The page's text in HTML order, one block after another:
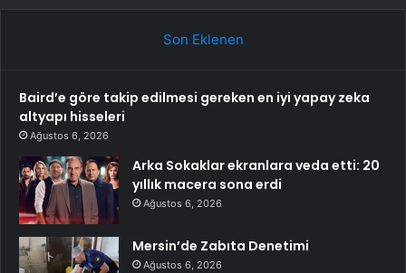
Son Eklenen
Baird’e göre takip edilmesi gereken en iyi yapay zeka
altyapı hisseleri
Ağustos 6, 2026
Arka Sokaklar ekranlara veda etti: 20
yıllık macera sona erdi
Ağustos 6, 2026
Mersin’de Zabıta Denetimi
Ağustos 6, 2026